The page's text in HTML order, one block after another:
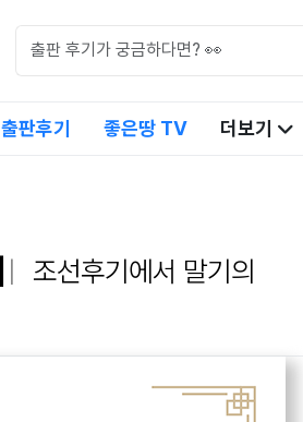
출판후기 좋은땅 TV 더보기
조선후기에서 말기의